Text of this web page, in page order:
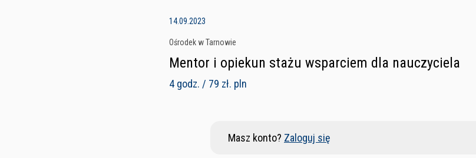
14.09.2023
Ośrodek w Tarnowie
Mentor i opiekun stażu wsparciem dla nauczyciela
4 godz. / 79 zł. pln
Masz konto? Zaloguj się